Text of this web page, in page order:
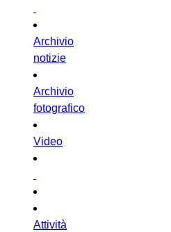
Archivio
notizie
Archivio
fotografico
Video
Attività